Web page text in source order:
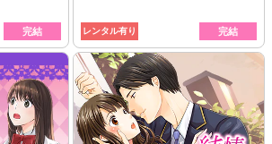
完結 レンタル有り 完結